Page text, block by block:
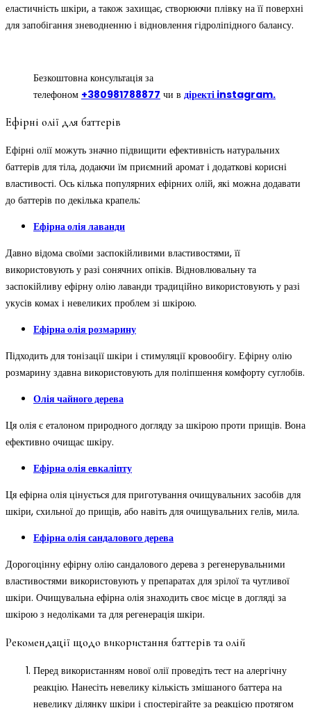
еластичність шкіри, а також захищає, створюючи плівку на її поверхні
для запобігання зневодненню і відновлення гідроліпідного балансу.
Безкоштовна консультація за
телефоном +380981788877 чи в діректі instagram.
Ефірні олії для баттерів
Ефірні олії можуть значно підвищити ефективність натуральних
баттерів для тіла, додаючи їм приємний аромат і додаткові корисні
властивості. Ось кілька популярних ефірних олій, які можна додавати
до баттерів по декілька крапель:
Ефірна олія лаванди
Давно відома своїми заспокійливими властивостями, її
використовують у разі сонячних опіків. Відновлювальну та
заспокійливу ефірну олію лаванди традиційно використовують у разі
укусів комах і невеликих проблем зі шкірою.
Ефірна олія розмарину
Підходить для тонізації шкіри і стимуляції кровообігу. Ефірну олію
розмарину здавна використовують для поліпшення комфорту суглобів.
Олія чайного дерева
Ця олія є еталоном природного догляду за шкірою проти прищів. Вона
ефективно очищає шкіру.
Ефірна олія евкаліпту
Ця ефірна олія цінується для приготування очищувальних засобів для
шкіри, схильної до прищів, або навіть для очищувальних гелів, мила.
Ефірна олія сандалового дерева
Дорогоцінну ефірну олію сандалового дерева з регенерувальними
властивостями використовують у препаратах для зрілої та чутливої
шкіри. Очищувальна ефірна олія знаходить своє місце в догляді за
шкірою з недоліками та для регенерація шкіри.
Рекомендації щодо використання баттерів та олій
Перед використанням нової олії проведіть тест на алергічну
реакцію. Нанесіть невелику кількість змішаного баттера на
невелику ділянку шкіри і спостерігайте за реакцією протягом